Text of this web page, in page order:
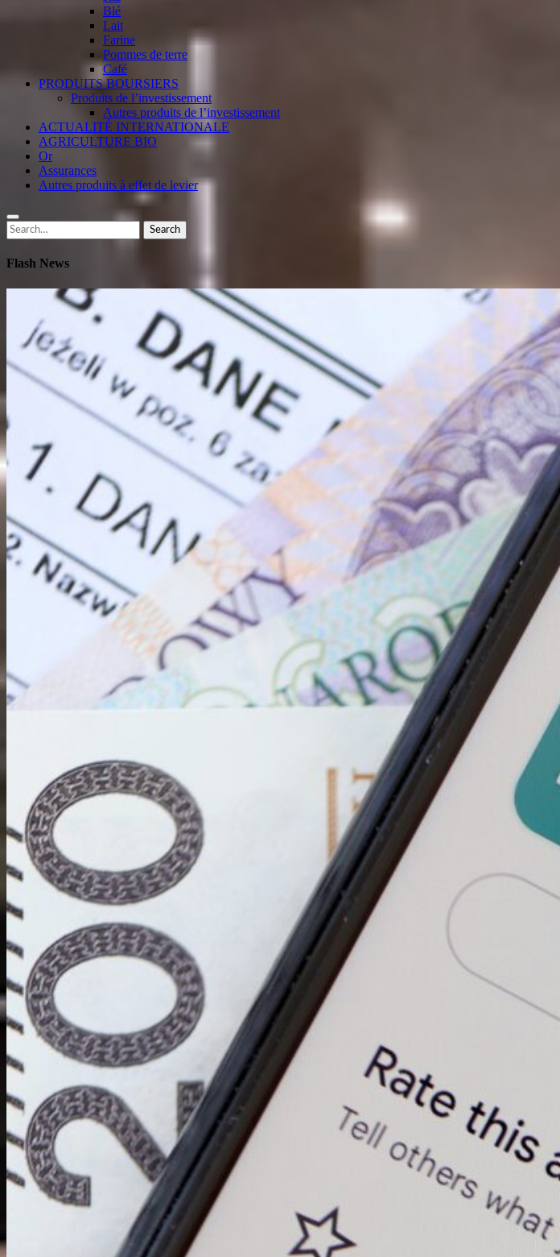
Blé
Lait
Farine
Pommes de terre
Café
PRODUITS BOURSIERS
Produits de l’investissement
Autres produits de l’investissement
ACTUALITÉ INTERNATIONALE
AGRICULTURE BIO
Or
Assurances
Autres produits à effet de levier
Search
for:
Search
Flash News